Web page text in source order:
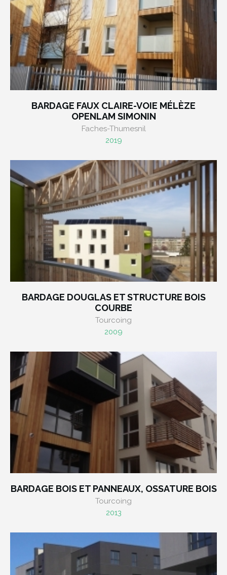
BARDAGE FAUX CLAIRE-VOIE MÉLÈZE
OPENLAM SIMONIN
Faches-Thumesnil
2019
BARDAGE DOUGLAS ET STRUCTURE BOIS
COURBE
Tourcoing
2009
BARDAGE BOIS ET PANNEAUX, OSSATURE BOIS
Tourcoing
2013